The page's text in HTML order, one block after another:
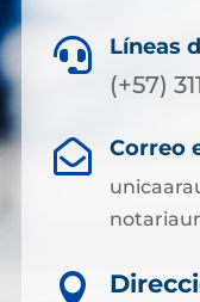
 Líneas
(+57)
 Correo
